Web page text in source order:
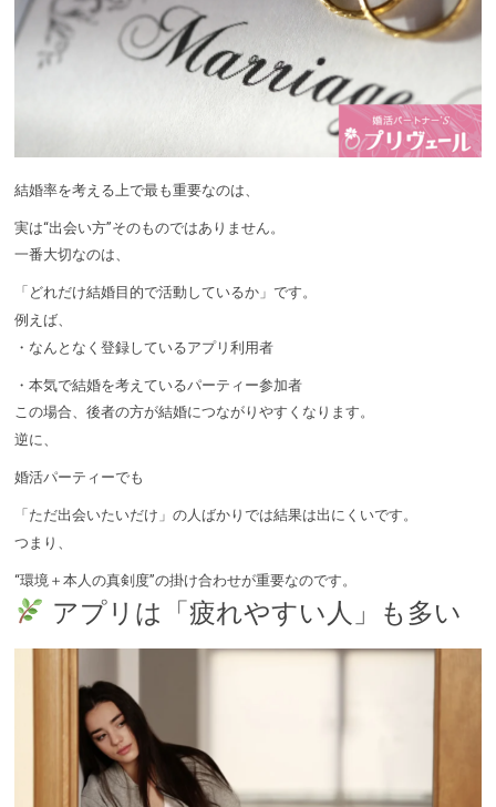
結婚率を考える上で最も重要なのは、
実は“出会い方”そのものではありません。
一番大切なのは、
「どれだけ結婚目的で活動しているか」です。
例えば、
・なんとなく登録しているアプリ利用者
・本気で結婚を考えているパーティー参加者
この場合、後者の方が結婚につながりやすくなります。
逆に、
婚活パーティーでも
「ただ出会いたいだけ」の人ばかりでは結果は出にくいです。
つまり、
“環境＋本人の真剣度”の掛け合わせが重要なのです。
アプリは「疲れやすい人」も多い